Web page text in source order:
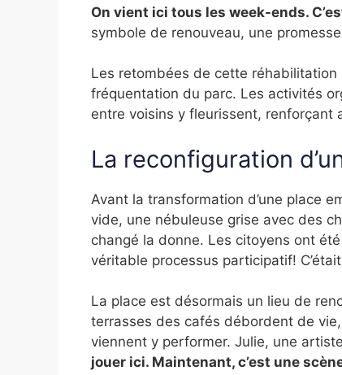
On vient ici tous les week-ends.
symbole de renouveau, une
Les retombées de cette
fréquentation du parc. Les activités
entre voisins y fleurissent, renforçant
La reconfiguration
Avant la transformation d’une place
vide, une nébuleuse grise avec des
changé la donne. Les citoyens ont
véritable processus participatif!
La place est désormais un lieu de
terrasses des cafés débordent de
viennent y performer. Julie, une
jouer ici. Maintenant, c’est une